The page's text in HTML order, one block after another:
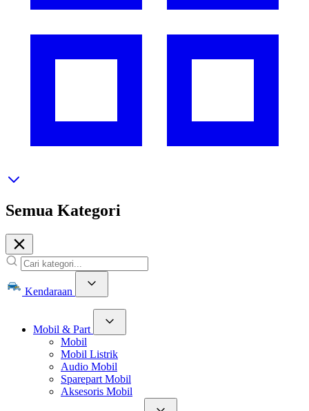
Semua Kategori
Kendaraan
Mobil & Part
Mobil
Mobil Listrik
Audio Mobil
Sparepart Mobil
Aksesoris Mobil